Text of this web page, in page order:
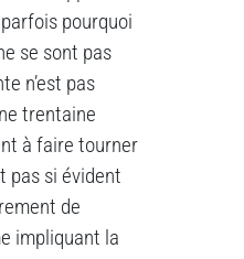
pourquoi
se sont pas
n’est pas
trentaine
à faire tourner
pas si évident
de
impliquant la